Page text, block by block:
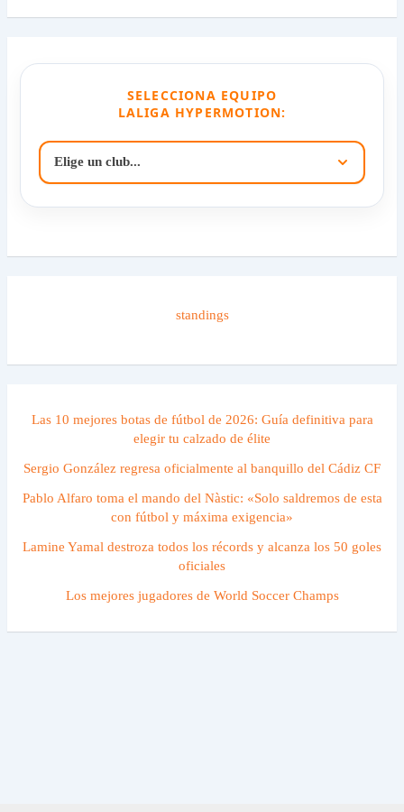
SELECCIONA EQUIPO
LALIGA HYPERMOTION:
standings
Las 10 mejores botas de fútbol de 2026: Guía definitiva para
elegir tu calzado de élite
Sergio González regresa oficialmente al banquillo del Cádiz CF
Pablo Alfaro toma el mando del Nàstic: «Solo saldremos de esta
con fútbol y máxima exigencia»
Lamine Yamal destroza todos los récords y alcanza los 50 goles
oficiales
Los mejores jugadores de World Soccer Champs